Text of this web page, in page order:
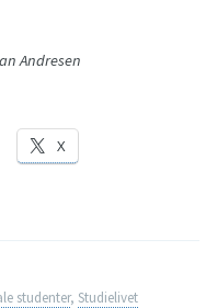
Andresen
X
studenter, Studielivet